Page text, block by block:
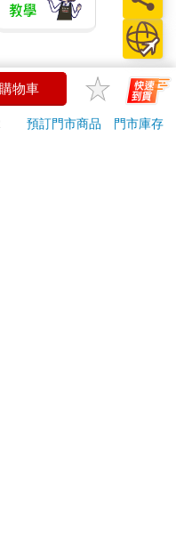
接獲電話要求您前往
騙上當！
物車
預訂門市商品
門市庫存